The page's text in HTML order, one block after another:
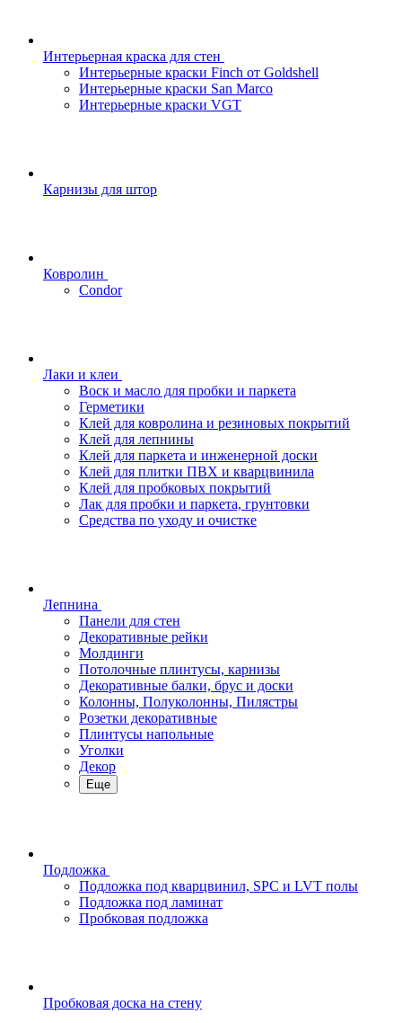
Интерьерная краска для стен
Интерьерные краски Finch от Goldshell
Интерьерные краски San Marco
Интерьерные краски VGT
Карнизы для штор
Ковролин
Condor
Лаки и клеи
Воск и масло для пробки и паркета
Герметики
Клей для ковролина и резиновых покрытий
Клей для лепнины
Клей для паркета и инженерной доски
Клей для плитки ПВХ и кварцвинила
Клей для пробковых покрытий
Лак для пробки и паркета, грунтовки
Средства по уходу и очистке
Лепнина
Панели для стен
Декоративные рейки
Молдинги
Потолочные плинтусы, карнизы
Декоративные балки, брус и доски
Колонны, Полуколонны, Пилястры
Розетки декоративные
Плинтусы напольные
Уголки
Декор
Еще
Подложка
Подложка под кварцвинил, SPC и LVT полы
Подложка под ламинат
Пробковая подложка
Пробковая доска на стену